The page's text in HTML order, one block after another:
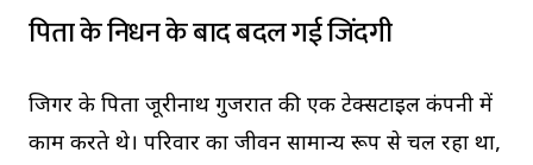
पिता के निधन के बाद बदल गई जिंदगी
जिगर के पिता जूरीनाथ गुजरात की एक टेक्सटाइल कंपनी में
काम करते थे। परिवार का जीवन सामान्य रूप से चल रहा था,